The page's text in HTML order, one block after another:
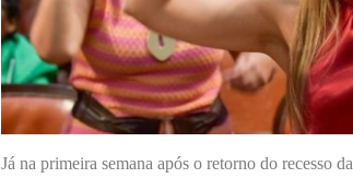
Já na primeira semana após o retorno do recesso